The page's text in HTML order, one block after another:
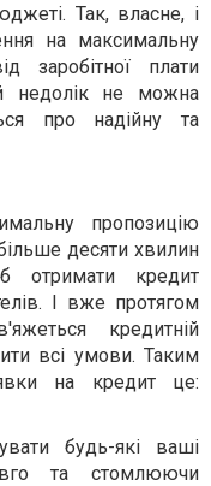
Так, власне, і
на максимальну
заробітної плати
недолік не можна
про надійну та
пропозицію
десяти хвилин
отримати кредит
І вже протягом
кредитній
всі умови. Таким
на кредит це:
будь-які ваші
та стомлюючи